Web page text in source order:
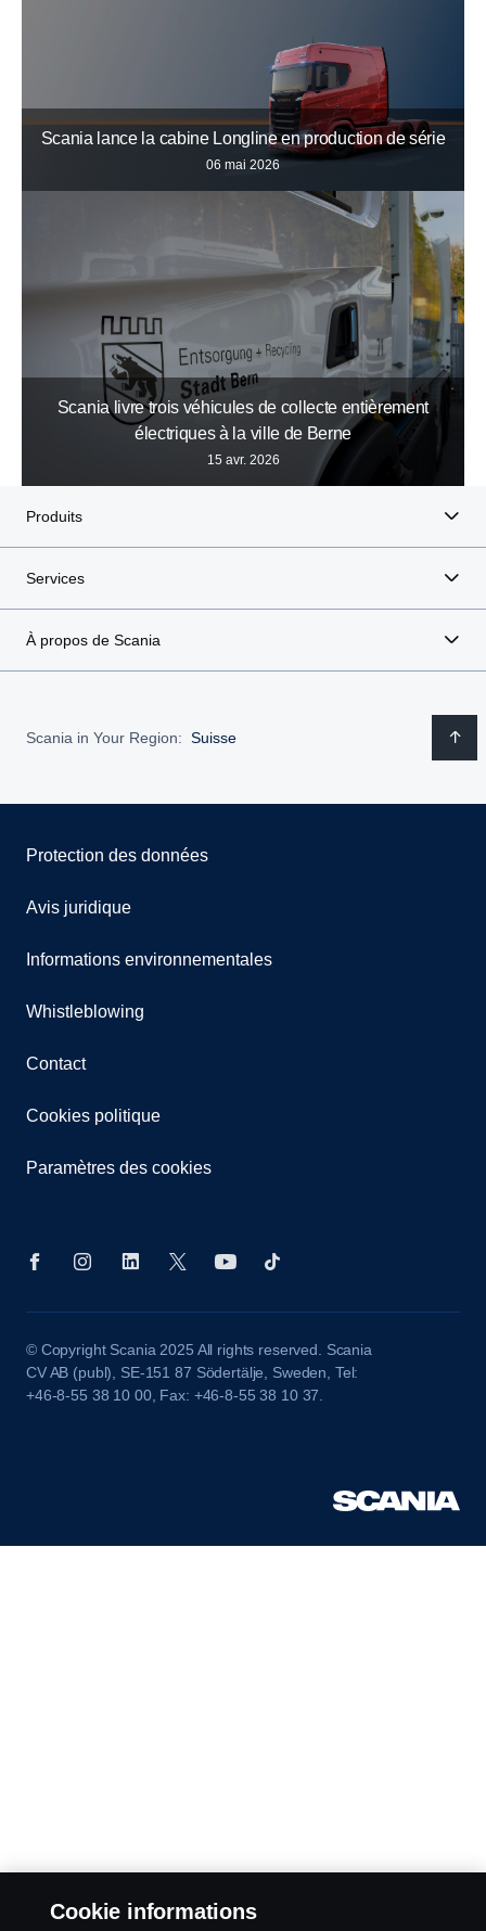
Scania lance la cabine Longline en production de série
06 mai 2026
Scania livre trois véhicules de collecte entièrement
électriques à la ville de Berne
15 avr. 2026
Produits
Services
À propos de Scania
Scania in Your Region: Suisse
Protection des données
Avis juridique
Informations environnementales
Whistleblowing
Contact
Cookies politique
Paramètres des cookies
© Copyright Scania 2025 All rights reserved. Scania
CV AB (publ), SE-151 87 Södertälje, Sweden, Tel:
+46-8-55 38 10 00, Fax: +46-8-55 38 10 37.
Cookie informations